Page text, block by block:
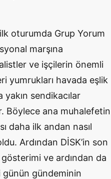
oturumda Grup Yorum
marşına
ve işçilerin önemli
yumrukları havada eşlik
sendikacılar
Böylece ana muhalefetin
daha ilk andan nasıl
Ardından DİSK’in son
ve ardından da
günün gündeminin